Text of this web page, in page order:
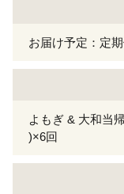
お届け予定：定
よもぎ & 大和当
)×6回